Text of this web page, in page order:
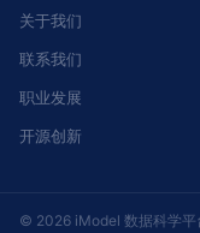
关于我们
联系我们
职业发展
开源创新
© 2026 iModel 数据科学平